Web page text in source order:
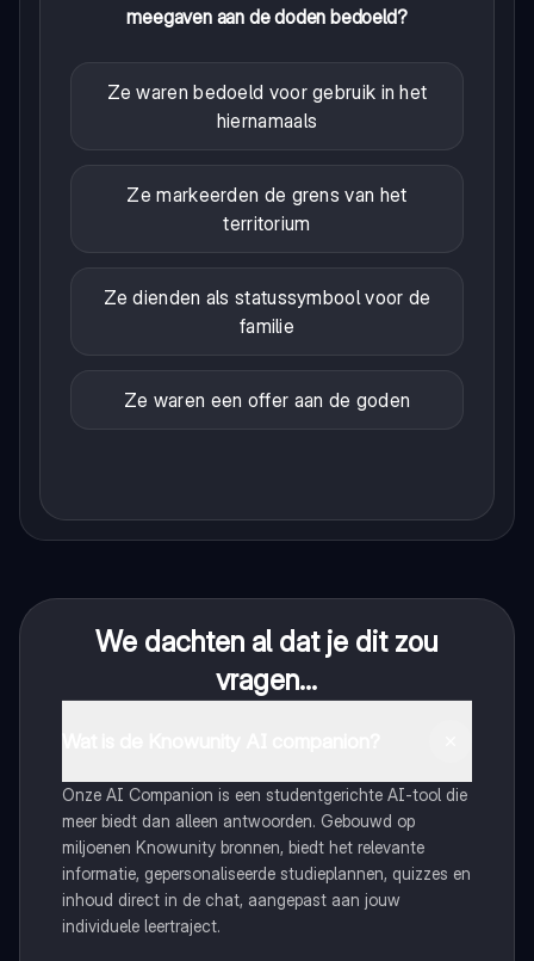
meegaven aan de doden bedoeld?
Ze waren bedoeld voor gebruik in het
hiernamaals
Ze markeerden de grens van het
territorium
Ze dienden als statussymbool voor de
familie
Ze waren een offer aan de goden
We dachten al dat je dit zou
vragen...
Onze AI Companion is een studentgerichte AI-tool die
meer biedt dan alleen antwoorden. Gebouwd op
miljoenen Knowunity bronnen, biedt het relevante
informatie, gepersonaliseerde studieplannen, quizzes en
inhoud direct in de chat, aangepast aan jouw
individuele leertraject.